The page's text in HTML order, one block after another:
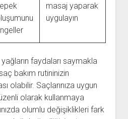
masaj yaparak
uygulayın
faydaları saymakla
bakım rutininizin
olabilir. Saçlarınıza uygun
olarak kullanmaya
olumlu değişiklikleri fark